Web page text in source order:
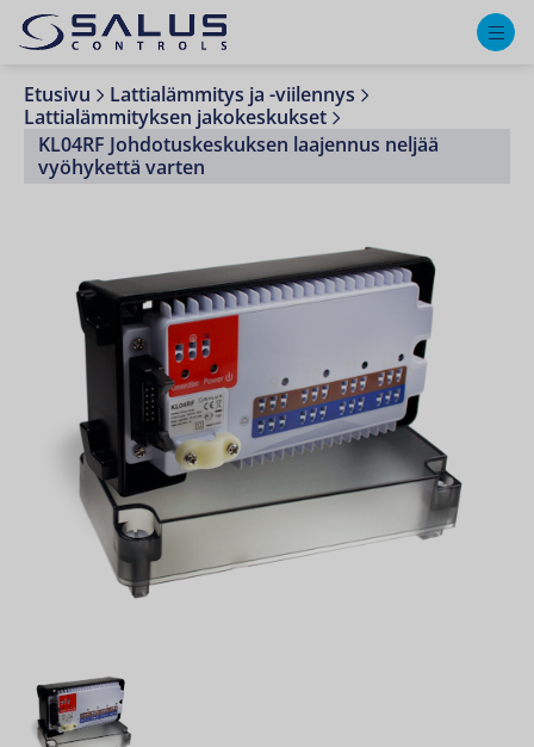
Etusivu
Lattialämmitys ja -viilennys
Lattialämmityksen jakokeskukset
KL04RF Johdotuskeskuksen laajennus neljää
vyöhykettä varten